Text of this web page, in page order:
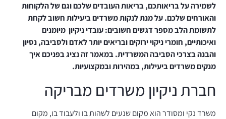
לשמירה על בריאותכם, בריאות העובדים שלכם וגם של הלקוחות
והאורחים שלכם. על מנת לנקות משרדים ביעילות חשוב לקחת
לתשומת הלב מספר דגשים חשובים: עובדי ניקיון מיומנים
ואיכותיים, חומרי ניקוי ירוקים ובריאים יותר לאדם ולסביבה, נסיון
והבנה בצרכי הסביבה המשרדית. במאמר זה נציג בפניכם איך
מנקים משרדים ביעילות, במהירות ובמקצועיות.
חברת ניקיון משרדים מבריקה
משרד נקי ומסודר הוא מקום שנעים לשהות בו ולעבוד בו, מקום